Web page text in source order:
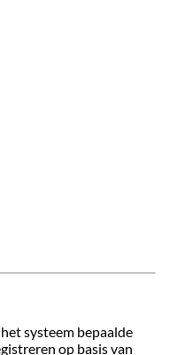
systeem bepaalde
op basis van